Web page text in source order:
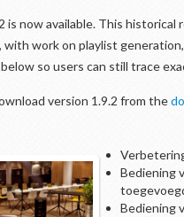
is now available. This
with work on playlist
so users can still trace
version 1.9.2 from the
Bediening
Bediening